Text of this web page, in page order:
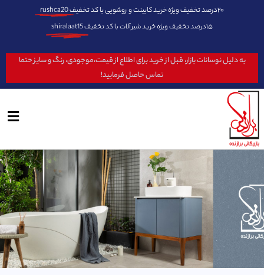
۲۰درصد تخفیف ویژه خرید کابینت و روشویی با کد تخفیف
rushca20
۱۵درصد تخفیف ویژه خرید شیرآلات با کد تخفیف
shiralaat15
به دلیل نوسانات بازار، قبل از خرید برای اطلاع از قیمت،موجودی، رنگ و سایز حتما
تماس حاصل فرمایید!